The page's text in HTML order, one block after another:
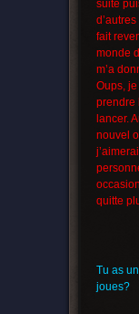
suite
fait
monde
m’a
Oups, je
prendre
lancer.
nouvel
quitte
Tu as
joues?